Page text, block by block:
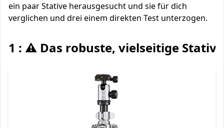
ein paar Stative herausgesucht und sie für dich
verglichen und drei einem direkten Test unterzogen.
1 : ⚠️ Das robuste, vielseitige Stativ